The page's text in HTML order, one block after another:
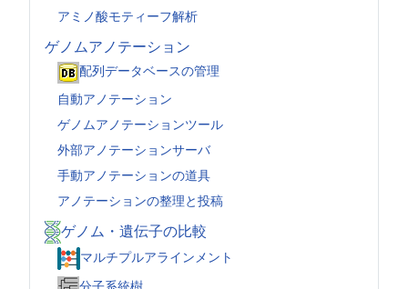
アミノ酸モティーフ解析
ゲノムアノテーション
配列データベースの管理
自動アノテーション
ゲノムアノテーションツール
外部アノテーションサーバ
手動アノテーションの道具
アノテーションの整理と投稿
ゲノム・遺伝子の比較
マルチプルアラインメント